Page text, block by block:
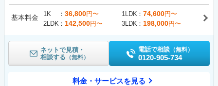
基本料金 1K 36,800円〜 1LDK 74,600円〜
2LDK
142,500円〜 3LDK 198,000円〜
ネットで見積・
相談する （無料）
電話で相談 （無料）
0120-905-734
料金・サービスを見る